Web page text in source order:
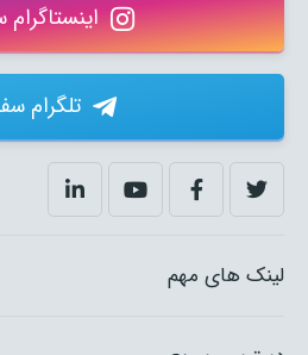
لینک های مهم
تلگرام